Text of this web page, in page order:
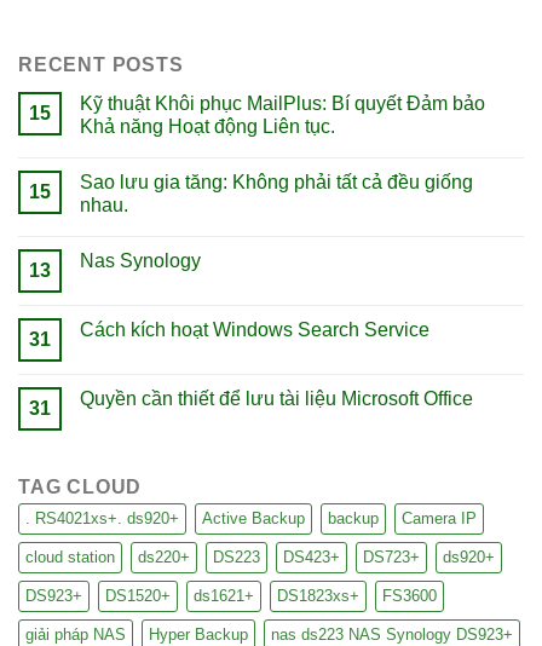
RECENT POSTS
15
Kỹ thuật Khôi phục MailPlus: Bí quyết Đảm bảo
Khả năng Hoạt động Liên tục.
15
Sao lưu gia tăng: Không phải tất cả đều giống
nhau.
13 Nas Synology
31 Cách kích hoạt Windows Search Service
31 Quyền cần thiết để lưu tài liệu Microsoft Office
TAG CLOUD
. RS4021xs+. ds920+ Active Backup backup Camera IP
cloud station ds220+ DS223 DS423+ DS723+ ds920+
DS923+ DS1520+ ds1621+ DS1823xs+ FS3600
giải pháp NAS Hyper Backup nas ds223 NAS Synology DS923+